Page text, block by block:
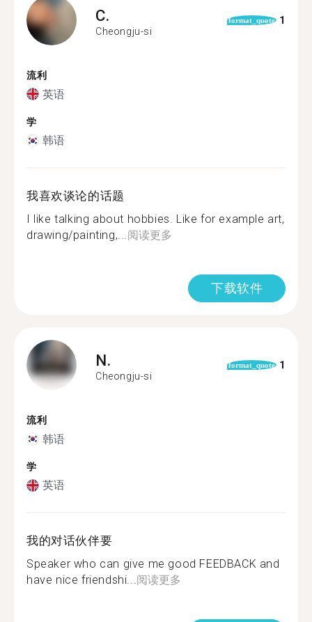
C.
Cheongju-si
format_quote 1
流利
英语
学
韩语
我喜欢谈论的话题
I like talking about hobbies. Like for example art,
drawing/painting,...阅读更多
下载软件
N.
Cheongju-si
format_quote 1
流利
韩语
学
英语
我的对话伙伴要
Speaker who can give me good FEEDBACK and
have nice friendshi...阅读更多